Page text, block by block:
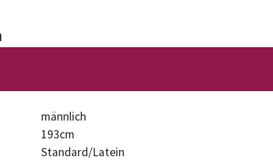
männlich
193cm
Standard/Latein